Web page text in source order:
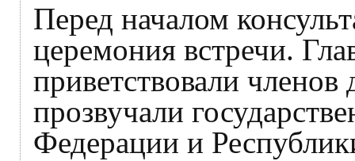
Перед началом
церемония встречи.
приветствовали членов
прозвучали
Федерации и